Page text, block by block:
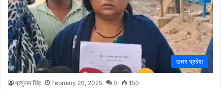
उत्तर प्रदेश
मृत्युंजय सिंह February 20, 2025 0 150